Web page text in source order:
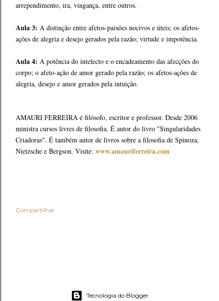
arrependimento, ira, vingança, entre outros.
Aula 3: A distinção entre afetos-paixões nocivos e úteis; os afetos-
ações de alegria e desejo gerados pela razão; virtude e impotência.
Aula 4: A potência do intelecto e o encadeamento das afecções do
corpo; o afeto-ação de amor gerado pela razão; os afetos-ações de
alegria, desejo e amor gerados pela intuição.
AMAURI FERREIRA é filósofo, escritor e professor. Desde 2006
ministra cursos livres de filosofia. É autor do livro "Singularidades
Criadoras". É também autor de livros sobre a filosofia de Spinoza,
Nietzsche e Bergson. Visite: www.amauriferreira.com
Compartilhar
Tecnologia do Blogger